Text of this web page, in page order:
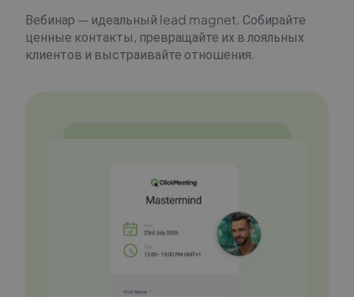
Вебинар — идеальный lead magnet. Собирайте
ценные контакты, превращайте их в лояльных
клиентов и выстраивайте отношения.